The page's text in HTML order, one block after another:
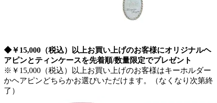
◆￥15,000（税込）以上お買い上げのお客様にオリジナルヘ
アピンとティンケースを先着順/数量限定でプレゼント
※￥15,000（税込）以上お買い上げのお客様はキーホルダー
かヘアピンどちらかお選びいただけます。（なくなり次第終
了）